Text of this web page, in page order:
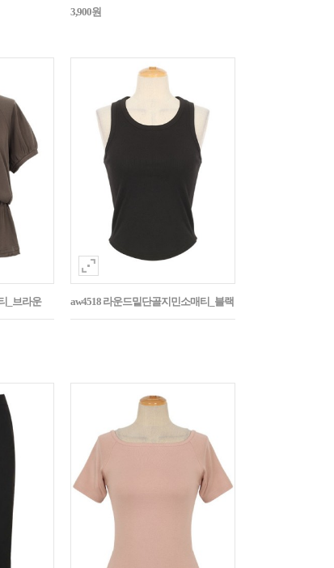
3,900원
_브라운 aw4518 라운드밑단골지민소매티_블랙